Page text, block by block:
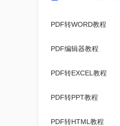
PDF转WORD教程
PDF编辑器教程
PDF转EXCEL教程
PDF转PPT教程
PDF转HTML教程